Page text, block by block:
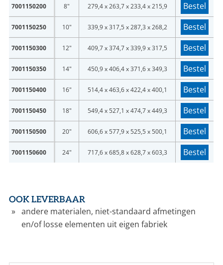
7001150200 8" 279,4 x 263,7 x 233,4 x 215,9 Bestel
7001150250 10" 339,9 x 317,5 x 287,3 x 268,2 Bestel
7001150300 12" 409,7 x 374,7 x 339,9 x 317,5 Bestel
7001150350 14" 450,9 x 406,4 x 371,6 x 349,3 Bestel
7001150400 16" 514,4 x 463,6 x 422,4 x 400,1 Bestel
7001150450 18" 549,4 x 527,1 x 474,7 x 449,3 Bestel
7001150500 20" 606,6 x 577,9 x 525,5 x 500,1 Bestel
7001150600 24" 717,6 x 685,8 x 628,7 x 603,3 Bestel
OOK LEVERBAAR
andere materialen, niet-standaard afmetingen
en/of losse elementen uit eigen fabriek
LOGIN